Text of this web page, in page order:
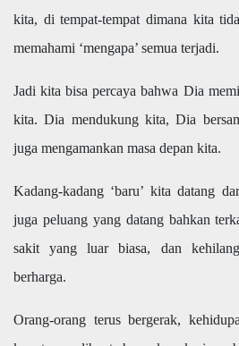
kita, di tempat-tempat dimana kita
memahami ‘mengapa’ semua terjadi.
Jadi kita bisa percaya bahwa Dia
kita. Dia mendukung kita, Dia
juga mengamankan masa depan kita.
Kadang-kadang ‘baru’ kita datang
juga peluang yang datang bahkan
sakit yang luar biasa, dan
berharga.
Orang-orang terus bergerak,